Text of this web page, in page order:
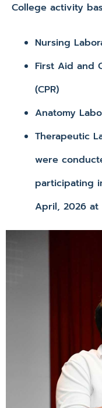
College activity
Nursing
First Aid and
(CPR)
Anatomy
Therapeutic
were
participating
April, 2026 at